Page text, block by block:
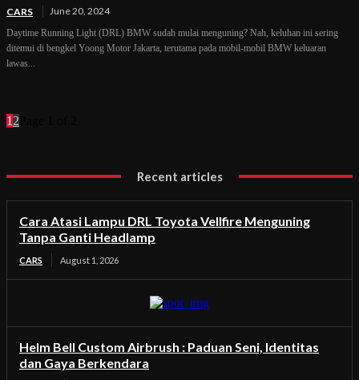
CARS June 20, 2024
Daytime Running Light (DRL) BMW sudah mulai menguning? Nah, keluhan ini sering
ditemui di bengkel Yoong Motor Jakarta, terutama pada mobil-mobil BMW keluaran
lawas...
1 2
Recent articles
Cara Atasi Lampu DRL Toyota Vellfire Menguning
Tanpa Ganti Headlamp
CARS August 1, 2026
Helm Bell Custom Airbrush : Paduan Seni, Identitas
dan Gaya Berkendara